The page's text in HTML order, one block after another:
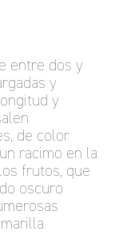
entre dos y
y
y
de color
racimo en la
frutos, que
oscuro